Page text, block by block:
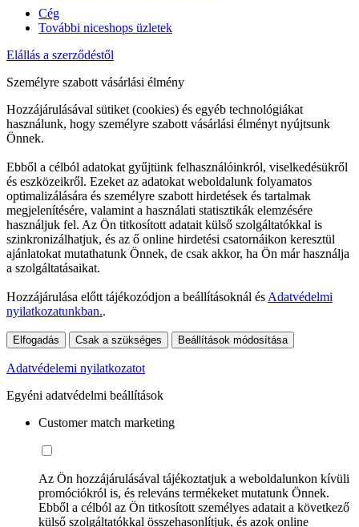
Cég
További niceshops üzletek
Elállás a szerződéstől
Személyre szabott vásárlási élmény
Hozzájárulásával sütiket (cookies) és egyéb technológiákat
használunk, hogy személyre szabott vásárlási élményt nyújtsunk
Önnek.
Ebből a célból adatokat gyűjtünk felhasználóinkról, viselkedésükről
és eszközeikről. Ezeket az adatokat weboldalunk folyamatos
optimalizálására és személyre szabott hirdetések és tartalmak
megjelenítésére, valamint a használati statisztikák elemzésére
használjuk fel. Az Ön titkosított adatait külső szolgáltatókkal is
szinkronizálhatjuk, és az ő online hirdetési csatornáikon keresztül
ajánlatokat mutathatunk Önnek, de csak akkor, ha Ön már használja
a szolgáltatásaikat.
Hozzájárulása előtt tájékozódjon a beállításoknál és Adatvédelmi
nyilatkozatunkban..
Elfogadás Csak a szükséges Beállítások módosítása
Adatvédelemi nyilatkozatot
Egyéni adatvédelmi beállítások
Customer match marketing
Az Ön hozzájárulásával tájékoztatjuk a weboldalunkon kívüli
promóciókról is, és releváns termékeket mutatunk Önnek.
Ebből a célból az Ön titkosított személyes adatait a következő
külső szolgáltatókkal összehasonlítjuk, és azok online